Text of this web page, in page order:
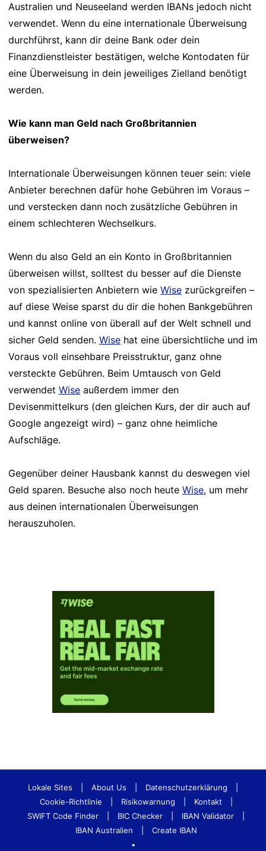
Australien und Neuseeland werden IBANs jedoch nicht
verwendet. Wenn du eine internationale Überweisung
durchführst, kann dir deine Bank oder dein
Finanzdienstleister bestätigen, welche Kontodaten für
eine Überweisung in dein jeweiliges Zielland benötigt
werden.
Wie kann man Geld nach Großbritannien
überweisen?
Internationale Überweisungen können teuer sein: viele
Anbieter berechnen dafür hohe Gebühren im Voraus –
und verstecken dann noch zusätzliche Gebühren in
einem schlechteren Wechselkurs.
Wenn du also Geld an ein Konto in Großbritannien
überweisen willst, solltest du besser auf die Dienste
von spezialisierten Anbietern wie Wise zurückgreifen –
auf diese Weise sparst du dir die hohen Bankgebühren
und kannst online von überall auf der Welt schnell und
sicher Geld senden. Wise hat eine übersichtliche und im
Voraus voll einsehbare Preisstruktur, ganz ohne
versteckte Gebühren. Beim Umtausch von Geld
verwendet Wise außerdem immer den
Devisenmittelkurs (den gleichen Kurs, der dir auch auf
Google angezeigt wird) – ganz ohne heimliche
Aufschläge.
Gegenüber deiner Hausbank kannst du deswegen viel
Geld sparen. Besuche also noch heute Wise, um mehr
aus deinen internationalen Überweisungen
herauszuholen.
Lokale Sites About Us Datenschutzerklärung
Cookie-Richtlinie
Risikowarnung Kontakt
SWIFT Code Finder
BIC Checker IBAN Validator
IBAN Australien
Create IBAN
•